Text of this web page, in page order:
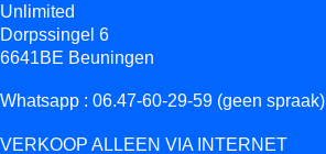
Unlimited
Dorpssingel 6
6641BE Beuningen
Whatsapp : 06.47-60-29-59 (geen spraak)
VERKOOP ALLEEN VIA INTERNET